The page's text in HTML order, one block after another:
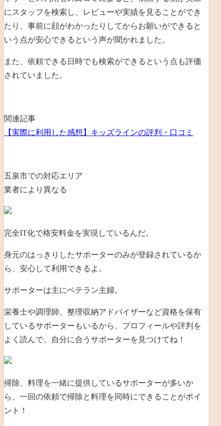
にスタッフを検索し、レビューや実績を見ることができ
たり、事前に顔がわかったりしてからお願いができると
いう点が安心できるという声が聞かれました。
また、依頼できる日時でも検索ができるという点も評価
されていました。
関連記事
【実際に利用した感想】キッズラインの評判・口コミ
五泉市での対応エリア
業者により異なる
完全IT化で格安料金を実現しているんだ。
身元のはっきりしたサポーターのみが登録されているか
ら、安心して利用できるよ。
サポーターは主にベテラン主婦。
栄養士や調理師、整理収納アドバイザーなど資格を保有
しているサポーターもいるから、プロフィールや評判を
よく読んで、自分に合うサポーターを見つけてね！
掃除、料理を一緒に提供しているサポーターが多いか
ら、一回の依頼で掃除と料理を同時にできることがポイ
ント！